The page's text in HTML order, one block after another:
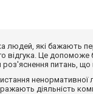
людей, які
відгука. Це допоможе
питань, що
ненормативної
діяльність